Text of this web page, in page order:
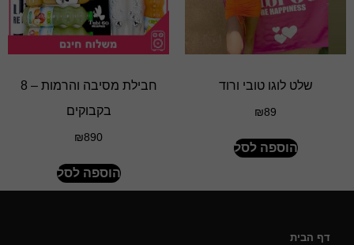
שלט לוגו טובי ורוד
₪89
הוספה לסל
חבילת מסיבה והרמות – 8
בקבוקים
₪890
הוספה לסל
דף הבית